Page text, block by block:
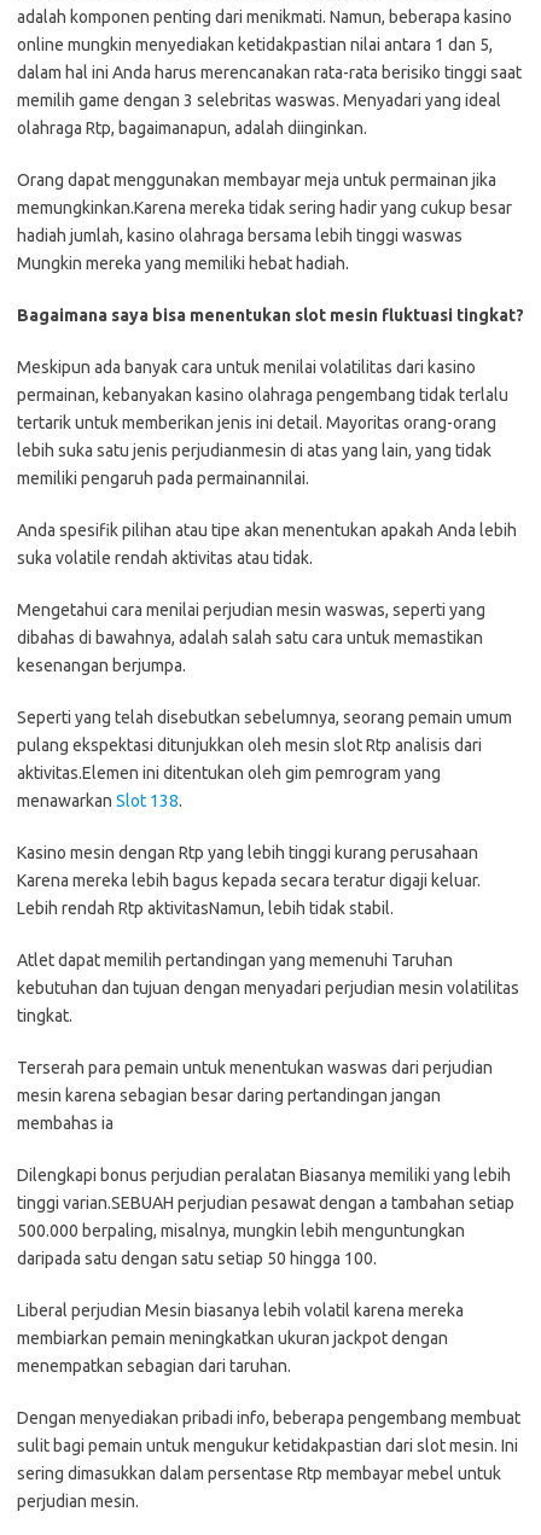
adalah komponen penting dari menikmati. Namun, beberapa kasino
online mungkin menyediakan ketidakpastian nilai antara 1 dan 5,
dalam hal ini Anda harus merencanakan rata-rata berisiko tinggi saat
memilih game dengan 3 selebritas waswas. Menyadari yang ideal
olahraga Rtp, bagaimanapun, adalah diinginkan.
Orang dapat menggunakan membayar meja untuk permainan jika
memungkinkan.Karena mereka tidak sering hadir yang cukup besar
hadiah jumlah, kasino olahraga bersama lebih tinggi waswas
Mungkin mereka yang memiliki hebat hadiah.
Bagaimana saya bisa menentukan slot mesin fluktuasi tingkat?
Meskipun ada banyak cara untuk menilai volatilitas dari kasino
permainan, kebanyakan kasino olahraga pengembang tidak terlalu
tertarik untuk memberikan jenis ini detail. Mayoritas orang-orang
lebih suka satu jenis perjudianmesin di atas yang lain, yang tidak
memiliki pengaruh pada permainannilai.
Anda spesifik pilihan atau tipe akan menentukan apakah Anda lebih
suka volatile rendah aktivitas atau tidak.
Mengetahui cara menilai perjudian mesin waswas, seperti yang
dibahas di bawahnya, adalah salah satu cara untuk memastikan
kesenangan berjumpa.
Seperti yang telah disebutkan sebelumnya, seorang pemain umum
pulang ekspektasi ditunjukkan oleh mesin slot Rtp analisis dari
aktivitas.Elemen ini ditentukan oleh gim pemrogram yang
menawarkan Slot 138.
Kasino mesin dengan Rtp yang lebih tinggi kurang perusahaan
Karena mereka lebih bagus kepada secara teratur digaji keluar.
Lebih rendah Rtp aktivitasNamun, lebih tidak stabil.
Atlet dapat memilih pertandingan yang memenuhi Taruhan
kebutuhan dan tujuan dengan menyadari perjudian mesin volatilitas
tingkat.
Terserah para pemain untuk menentukan waswas dari perjudian
mesin karena sebagian besar daring pertandingan jangan
membahas ia
Dilengkapi bonus perjudian peralatan Biasanya memiliki yang lebih
tinggi varian.SEBUAH perjudian pesawat dengan a tambahan setiap
500.000 berpaling, misalnya, mungkin lebih menguntungkan
daripada satu dengan satu setiap 50 hingga 100.
Liberal perjudian Mesin biasanya lebih volatil karena mereka
membiarkan pemain meningkatkan ukuran jackpot dengan
menempatkan sebagian dari taruhan.
Dengan menyediakan pribadi info, beberapa pengembang membuat
sulit bagi pemain untuk mengukur ketidakpastian dari slot mesin. Ini
sering dimasukkan dalam persentase Rtp membayar mebel untuk
perjudian mesin.